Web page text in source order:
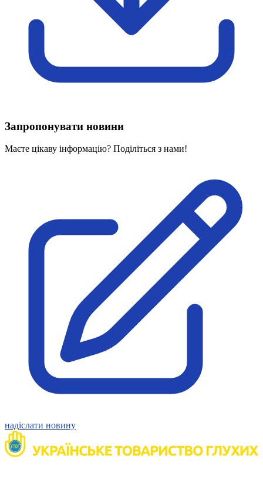
Харківська область
Херсонська область
Хмельницька область
Вивчаємо жестову мову
Дитяча сторінка
Новини про жестову мову
Проєкт "Жестова мова для поліцейських"
На допомогу військовим
Медична термінологія жестовою мовою
Нормативна база УТОГ
Конвенція ООН
Законодавство
Декларації
Документи ВФГ
Міжнародні документи
Запропонувати новини
Маєте цікаву інформацію? Поділіться з нами!
надіслати новину